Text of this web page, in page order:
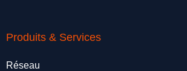
Produits & Services
Réseau